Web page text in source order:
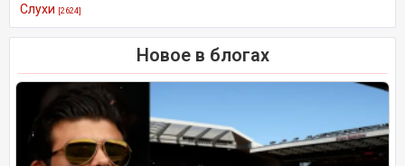
Слухи [2624]
Новое в блогах